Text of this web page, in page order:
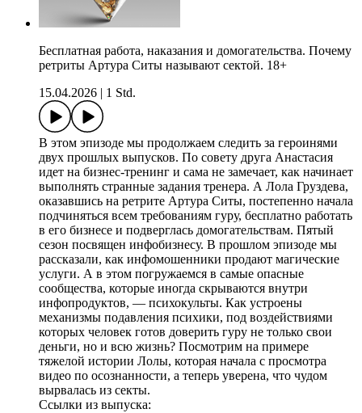
Бесплатная работа, наказания и домогательства. Почему
ретриты Артура Ситы называют сектой. 18+
15.04.2026
1 Std.
В этом эпизоде мы продолжаем следить за героинями
двух прошлых выпусков. По совету друга Анастасия
идет на бизнес-тренинг и сама не замечает, как начинает
выполнять странные задания тренера. А Лола Груздева,
оказавшись на ретрите Артура Ситы, постепенно начала
подчиняться всем требованиям гуру, бесплатно работать
в его бизнесе и подверглась домогательствам. Пятый
сезон посвящен инфобизнесу. В прошлом эпизоде мы
рассказали, как инфомошенники продают магические
услуги. А в этом погружаемся в самые опасные
сообщества, которые иногда скрываются внутри
инфопродуктов, — психокульты. Как устроены
механизмы подавления психики, под воздействиями
которых человек готов доверить гуру не только свои
деньги, но и всю жизнь? Посмотрим на примере
тяжелой истории Лолы, которая начала с просмотра
видео по осознанности, а теперь уверена, что чудом
вырвалась из секты.
Ссылки из выпуска: